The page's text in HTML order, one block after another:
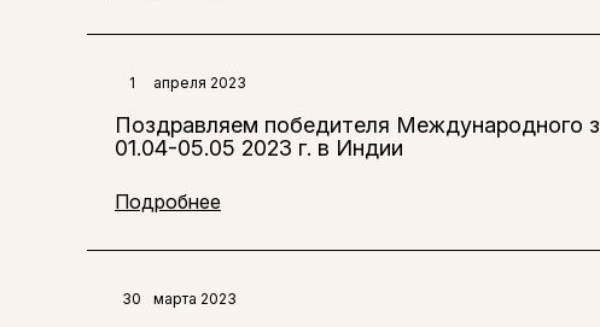
1 апреля 2023
Поздравляем победителя Международного
01.04-05.05 2023 г. в Индии
Подробнее
30 марта 2023